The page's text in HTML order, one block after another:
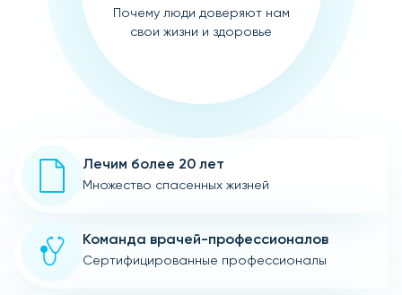
Почему люди доверяют нам
свои жизни и здоровье
Лечим более 20 лет
Множество спасенных жизней
Команда врачей-профессионалов
Сертифицированные профессионалы